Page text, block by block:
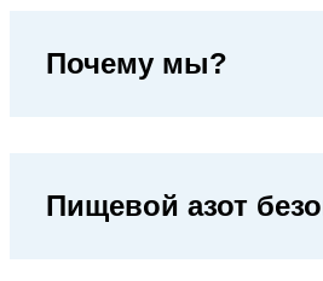
Почему мы?
Пищевой азот